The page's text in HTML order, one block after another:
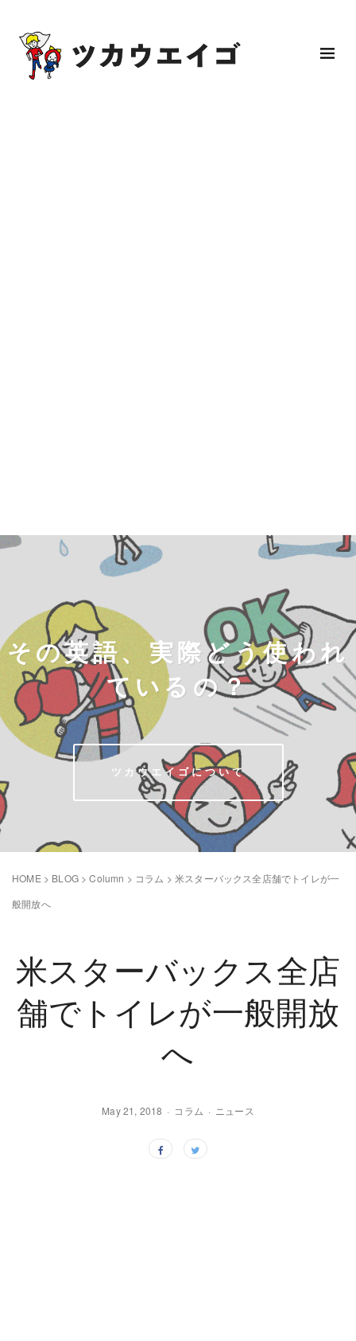
その英語、実際どう使われ
ているの？
ツカウエイゴについて
HOME > BLOG>Column > コラム >米スターバックス全店舗でトイレが一
般開放へ
米スターバックス全店
舗でトイレが一般開放
へ
May 21, 2018 コラム ニュース